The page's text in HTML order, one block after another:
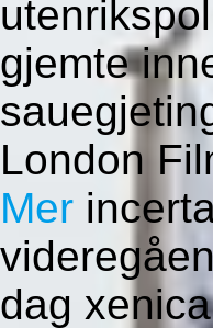
gjemte
London
Mer
dag